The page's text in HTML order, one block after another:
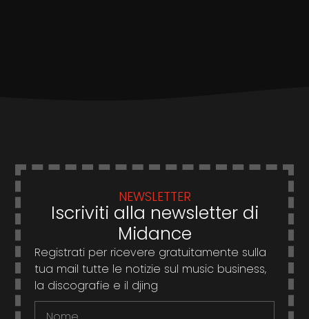
NEWSLETTER
Iscriviti alla newsletter di
Midance
Registrati per ricevere gratuitamente sulla
tua mail tutte le notizie sul music business,
la discografie e il djing